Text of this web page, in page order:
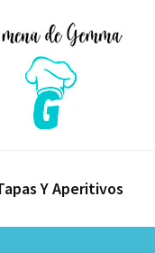
Y Aperitivos